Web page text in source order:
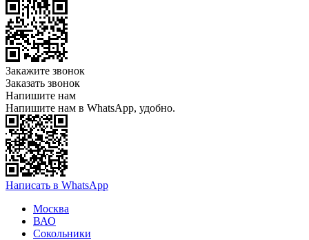
Закажите звонок
Заказать звонок
Напишите нам
Напишите нам в WhatsApp, удобно.
Написать в WhatsApp
Москва
ВАО
Сокольники